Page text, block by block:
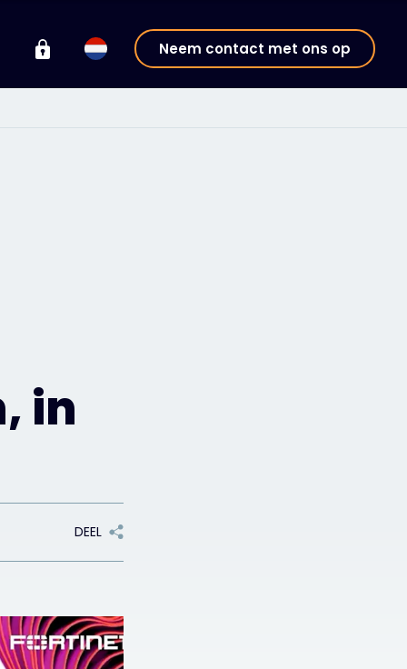
Neem contact met ons op
in
DEEL